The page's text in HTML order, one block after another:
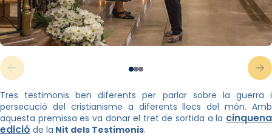
Tres testimonis ben diferents per parlar sobre la guerra i
persecució del cristianisme a diferents llocs del món. Amb
aquesta premissa es va donar el tret de sortida a la cinquena
edició de la Nit dels Testimonis.